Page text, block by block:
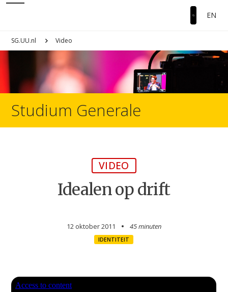
EN
SG.UU.nl Video
Studium Generale
VIDEO
Idealen op drift
12 oktober 2011 45 minuten
IDENTITEIT